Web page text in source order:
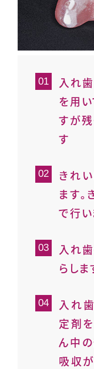
入れ
を用
すが
す
きれ
ます
で行い
入れ
らしま
入れ
定剤
ん中
吸収